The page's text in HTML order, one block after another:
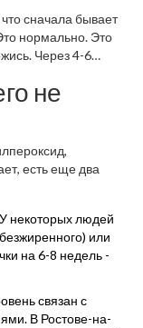
Это не
гипертония. Ты не
сначала бывает
нормально. Это
Через 4-6
не
есть еще два
некоторых людей
или
на 6-8 недель -
связан с
В Ростове-на-